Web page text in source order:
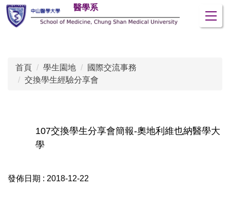
跳
到
醫學系
首頁 學生園地
國際交流事務
交換學生經驗分享會
107交換學生分享會簡報-奧地利維也納醫學大
學
發佈日期 : 2018-12-22